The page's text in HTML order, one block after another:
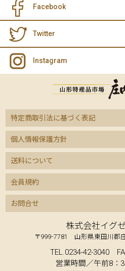
Facebook
Twitter
Instagram
特定商取引法に基づく表記
個人情報保護方針
送料について
会員規約
お問合せ
株式会社イグ
〒999-7781 山形県東田川郡
TEL.0234-42-3040
営業時間／午前8：